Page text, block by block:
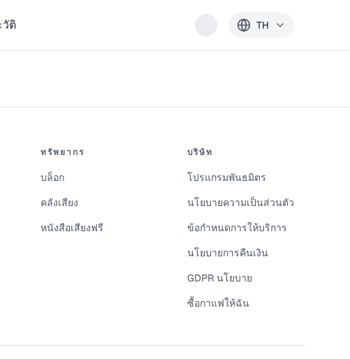
วัติ TH
ทรัพยากร
บล็อก
คลังเสียง
หนังสือเสียงฟรี
บริษัท
โปรแกรมพันธมิตร
นโยบายความเป็นส่วนตัว
ข้อกำหนดการให้บริการ
นโยบายการคืนเงิน
GDPR นโยบาย
ซื้อกาแฟให้ฉัน